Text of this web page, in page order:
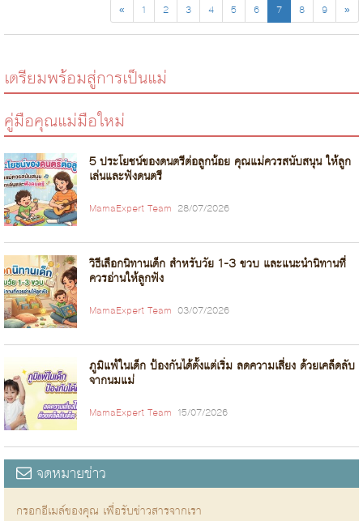
« 1 2 3 4 5 6 7 8 9 »
เตรียมพร้อมสู่การเป็นแม่
คู่มือคุณแม่มือใหม่
5 ประโยชน์ของดนตรีต่อลูกน้อย คุณแม่ควรสนับสนุน ให้ลูก
เล่นและฟังดนตรี
MamaExpert Team 28/07/2026
วิธีเลือกนิทานเด็ก สำหรับวัย 1-3 ขวบ และแนะนำนิทานที่
ควรอ่านให้ลูกฟัง
MamaExpert Team 03/07/2026
ภูมิแพ้ในเด็ก ป้องกันได้ตั้งแต่เริ่ม ลดความเสี่ยง ด้วยเคล็ดลับ
จากนมแม่
MamaExpert Team 15/07/2026
จดหมายข่าว
กรอกอีเมล์ของคุณ เพื่อรับข่าวสารจากเรา